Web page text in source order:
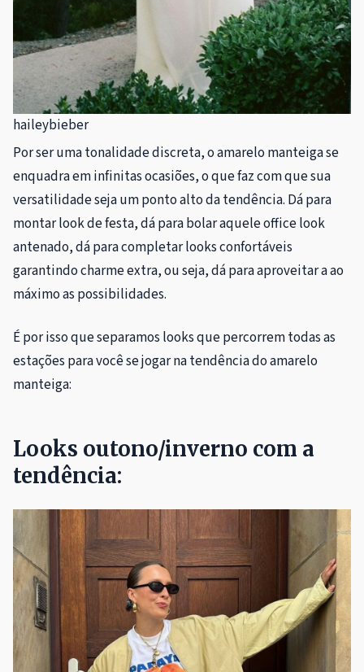
haileybieber
Por ser uma tonalidade discreta, o amarelo manteiga se
enquadra em infinitas ocasiões, o que faz com que sua
versatilidade seja um ponto alto da tendência. Dá para
montar look de festa, dá para bolar aquele office look
antenado, dá para completar looks confortáveis
garantindo charme extra, ou seja, dá para aproveitar a ao
máximo as possibilidades.
É por isso que separamos looks que percorrem todas as
estações para você se jogar na tendência do amarelo
manteiga:
Looks outono/inverno com a
tendência: